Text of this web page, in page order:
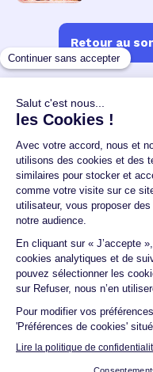
Retour au
Un crédit vous
Vérifiez vos
Aucun versement, de
peut être exigé
d'un ou
© 2026 Guide du